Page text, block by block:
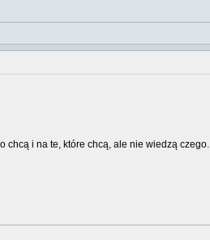
chcą i na te, które chcą, ale nie wiedzą czego.